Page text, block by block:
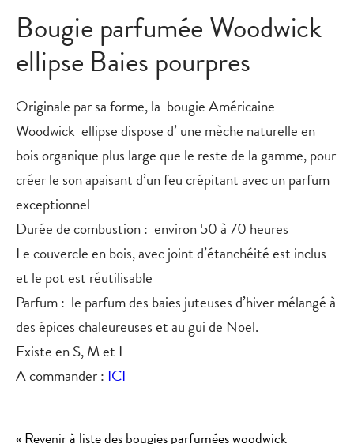
Bougie parfumée Woodwick
ellipse Baies pourpres
Originale par sa forme, la bougie Américaine
Woodwick ellipsedispose d’ une mèche naturelle en
bois organique plus large que le reste de la gamme, pour
créer le son apaisant d’un feu crépitant avec un parfum
exceptionnel
Durée de combustion : environ 50 à 70 heures
Le couvercle en bois, avec joint d’étanchéité est inclus
et le pot est réutilisable
Parfum: le parfum des baies juteuses d’hiver mélangé à
des épices chaleureuses et au gui de Noël.
Existe en S, M et L
A commander :ICI
« Revenir à liste des bougies parfumées woodwick